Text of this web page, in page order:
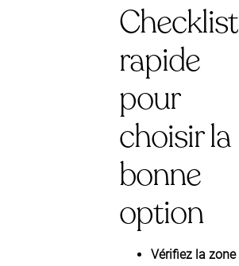
Checklist
rapide
pour
choisir la
bonne
option
Vérifiez la zone